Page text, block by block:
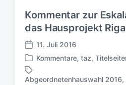
g
s
a
t
u
m
n
Kommentar zur
das Hausprojekt
V
e
r
ö
11. Juli 2016
V
e
r
Kommentare, taz,
Abgeordnetenhauswahl 2016,